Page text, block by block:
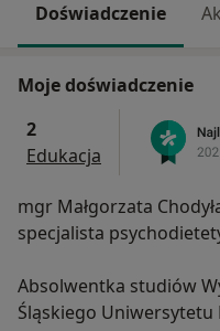
Doświadczenie
Moje doświadczenie
2
Edukacja
mgr Małgorzata
specjalista
Absolwentka studiów
Śląskiego